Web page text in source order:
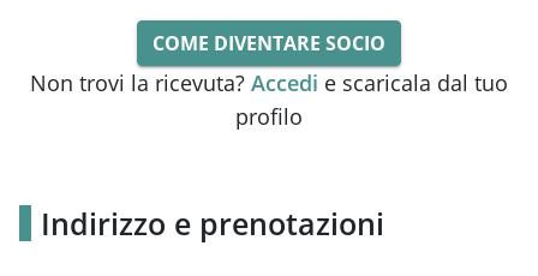
COME DIVENTARE SOCIO
Non trovi la ricevuta? Accedi e scaricala dal tuo
profilo
Indirizzo e prenotazioni